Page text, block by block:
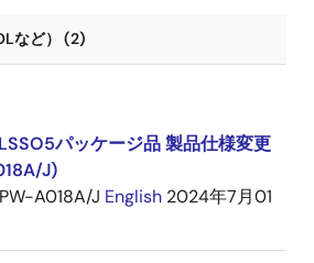
など） (2)
パッケージ品 製品仕様変更
J)
A018A/J English 2024年7月01